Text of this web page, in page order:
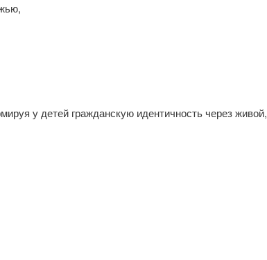
у детей гражданскую идентичность через живой,